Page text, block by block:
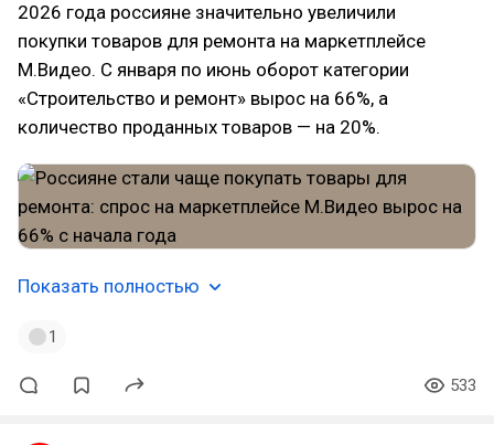
2026 года россияне значительно увеличили
покупки товаров для ремонта на маркетплейсе
М.Видео. С января по июнь оборот категории
«Строительство и ремонт» вырос на 66%, а
количество проданных товаров — на 20%.
Показать полностью
1
533